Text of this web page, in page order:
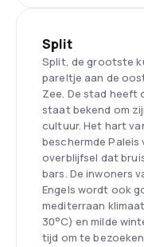
Split
Split, de grootste
pareltje aan de
Zee. De stad heeft
staat bekend om
cultuur. Het hart
beschermde Paleis
overblijfsel dat
bars. De inwoners
Engels wordt ook
mediterraan
30°C) en milde
tijd om te